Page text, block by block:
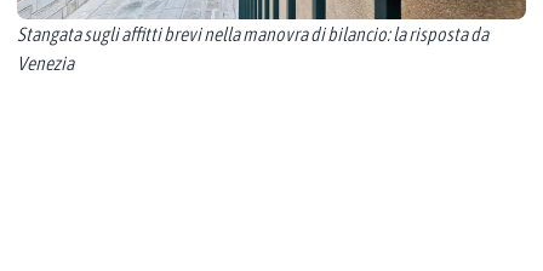
Stangata sugli affitti brevi nella manovra di bilancio: la risposta da
Venezia